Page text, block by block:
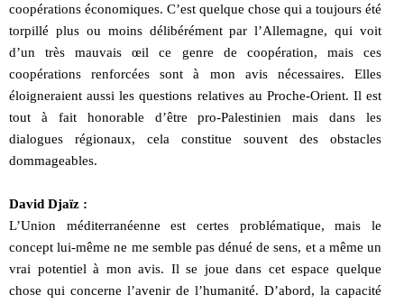
coopérations économiques. C’est quelque chose qui a toujours été
torpillé plus ou moins délibérément par l’Allemagne, qui voit
d’un très mauvais œil ce genre de coopération, mais ces
coopérations renforcées sont à mon avis nécessaires. Elles
éloigneraient aussi les questions relatives au Proche-Orient. Il est
tout à fait honorable d’être pro-Palestinien mais dans les
dialogues régionaux, cela constitue souvent des obstacles
dommageables.
David Djaïz :
L’Union méditerranéenne est certes problématique, mais le
concept lui-même ne me semble pas dénué de sens, et a même un
vrai potentiel à mon avis. Il se joue dans cet espace quelque
chose qui concerne l’avenir de l’humanité. D’abord, la capacité